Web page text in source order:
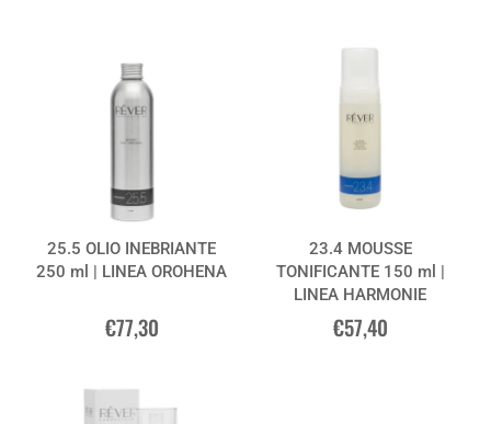
25.5 OLIO INEBRIANTE
250 ml | LINEA OROHENA
€77,30
23.4 MOUSSE
TONIFICANTE 150 ml |
LINEA HARMONIE
€57,40